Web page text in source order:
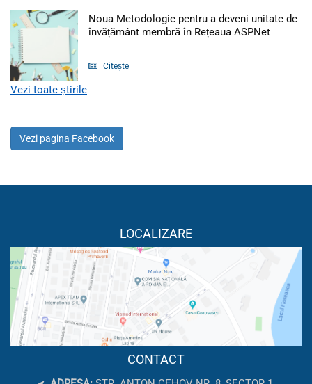
Noua Metodologie pentru a deveni unitate de
învățământ membră în Rețeaua ASPNetArticol:
Citește
Vezi toate știrile
Vezi pagina Facebook
LOCALIZARE
CONTACT